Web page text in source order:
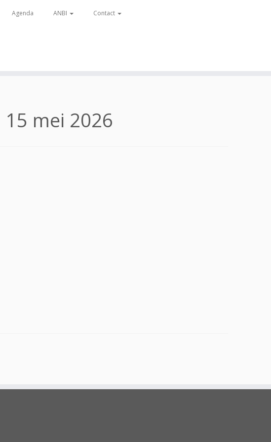
Agenda ANBI Contact
15 mei 2026